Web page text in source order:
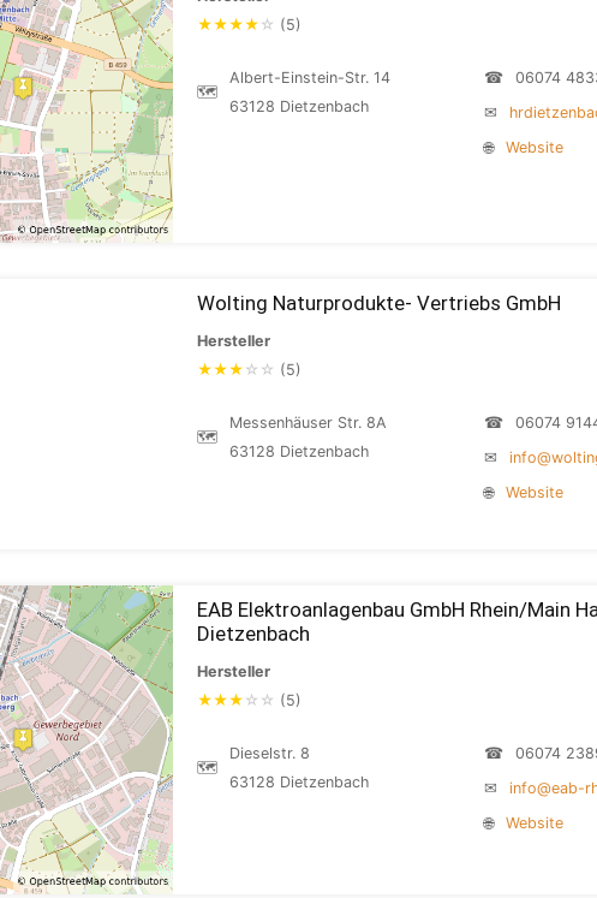
★★★★ ☆ (5)
🗺
Albert-Einstein-Str. 14
63128 Dietzenbach
☎
06074
✉
🌐
Website
Wolting Naturprodukte- Vertriebs GmbH
Hersteller
★★★ ☆ ☆ (5)
🗺
Messenhäuser Str. 8A
63128 Dietzenbach
☎
06074
✉
🌐
Website
EAB Elektroanlagenbau GmbH Rhein/Main
Dietzenbach
Hersteller
★★★ ☆ ☆ (5)
🗺
Dieselstr. 8
63128 Dietzenbach
☎
06074
✉
info@eab-
🌐
Website